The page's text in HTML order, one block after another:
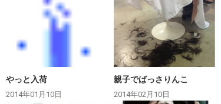
やっと入荷
2014年01月10日
親子でばっさりんこ
2014年02月10日